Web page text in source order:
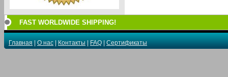
FAST WORLDWIDE SHIPPING!
Главная|О нас|Контакты|FAQ|Сертификаты